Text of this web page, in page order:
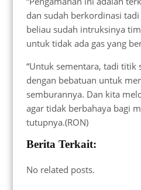
dan sudah berkordinasi
beliau sudah intruksinya
untuk tidak ada gas yang
“Untuk sementara, tadi
dengan bebatuan untuk
semburannya. Dan kita
agar tidak berbahaya bagi
tutupnya.(RON)
Berita Terkait:
No related posts.